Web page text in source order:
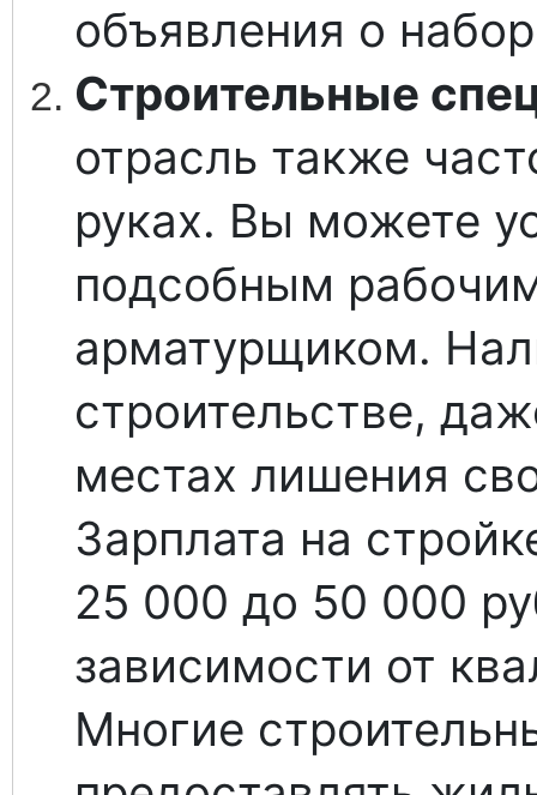
объявления о
Строительные
отрасль также
руках. Вы можете
подсобным
арматурщиком.
строительстве,
местах лишения
Зарплата на
25 000 до 50 000
зависимости от
Многие